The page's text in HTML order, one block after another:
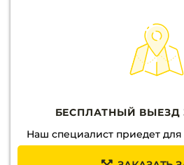
БЕСПЛАТНЫЙ
Наш специалист приедет